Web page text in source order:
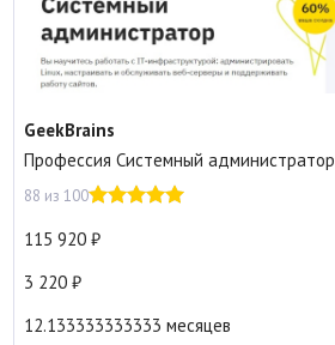
GeekBrains
Профессия Системный администратор
88 из 100
115 920
3 220
12.133333333333 месяцев